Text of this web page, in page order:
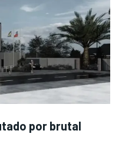
por brutal